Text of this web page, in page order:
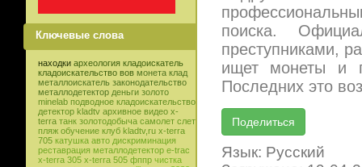
Ключевые слова
находки археология кладоискатель
кладоискательство вов монета клад
металлоискатель законодательство
металлодетектор деньги золото
minelab подводное кладоискательство
детектор kladtv архивное видео x-
terra танк золотодобыча самолет слет
пляж обучение клуб kladtv,ru x-terra
705 катушка авто дискриминация
реставрация металлодетектор e-trac
x-terra 305 x-terra 505 фппр чистка
поиска.
преступниками,
ищет монеты и
Последних это
Язык: Русский